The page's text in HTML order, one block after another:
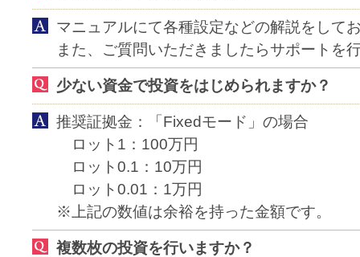
マニュアルにて各種設定などの解説をして
また、ご質問いただきましたらサポートを
少ない資金で投資をはじめられますか？
推奨証拠金：「Fixedモード」の場合
ロット1：100万円
ロット0.1：10万円
ロット0.01：1万円
※上記の数値は余裕を持った金額です。
複数枚の投資を行いますか？